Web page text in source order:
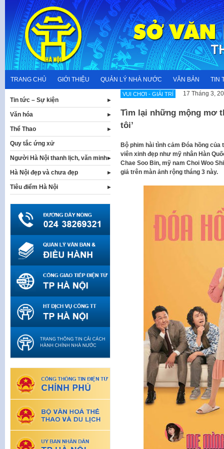
content
TRANG CHỦ GIỚI THIỆU QUẢN LÝ NHÀ NƯỚC VĂN BẢN TIN
VUI CHƠI - GIẢI TRÍ 17 Tháng 3,
Tìm lại những mộng mơ
tôi’
Bộ phim hài tình cảm Đóa hồng
viên xinh đẹp như mỹ nhân Hàn
Chae Soo Bin, mỹ nam Choi Woo
giả trên màn ảnh rộng tháng 3 này.
Tin tức – Sự kiện
Văn hóa
Thể Thao
Quy tắc ứng xử
Người Hà Nội thanh lịch, văn minh
Hà Nội đẹp và chưa đẹp
Tiêu điểm Hà Nội